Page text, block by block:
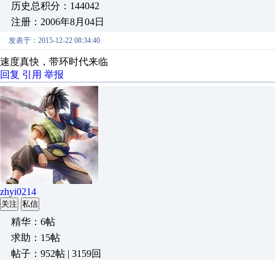
历史总积分：144042
注册：2006年8月04日
发表于：2015-12-22 08:34:40
速度真快，带环时代来临
回复 引用 举报
zhyi0214
关注 私信
精华：6帖
求助：15帖
帖子：952帖 | 3159回